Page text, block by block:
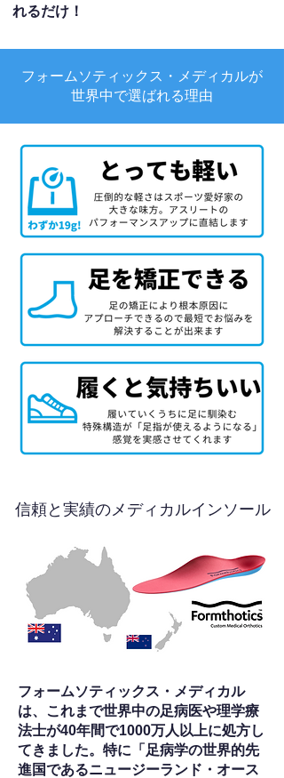
れるだけ！
フォームソティックス・メディカルが
世界中で選ばれる理由
信頼と実績のメディカルインソール
フォームソティックス・メディカル
は、これまで世界中の足病医や理学療
法士が40年間で1000万人以上に処方し
てきました。特に「足病学の世界的先
進国であるニュージーランド・オース